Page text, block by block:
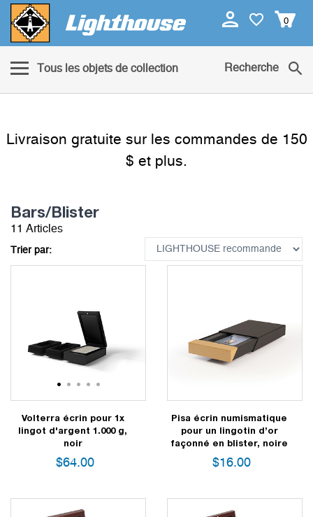
0
Tous les objets de collection Recherche
Livraison gratuite sur les commandes de 150
$ et plus.
Bars/Blister
11 Articles
Trier par:
1 2 3 4 5
Volterra écrin pour 1x
lingot d'argent 1.000 g,
noir
$64.00
Pisa écrin numismatique
pour un lingotin d’or
façonné en blister, noire
$16.00